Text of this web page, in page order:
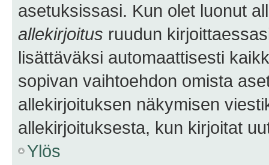
asetuksissasi. Kun olet luonut
allekirjoitus ruudun
lisättäväksi automaattisesti
sopivan vaihtoehdon omista
allekirjoituksen näkymisen
allekirjoituksesta, kun kirjoitat
Ylös